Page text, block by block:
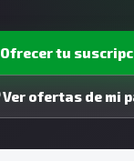
Ofrecer tu
Ver ofertas de mi